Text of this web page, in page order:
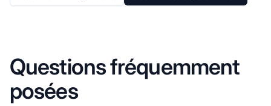
Questions fréquemment
posées